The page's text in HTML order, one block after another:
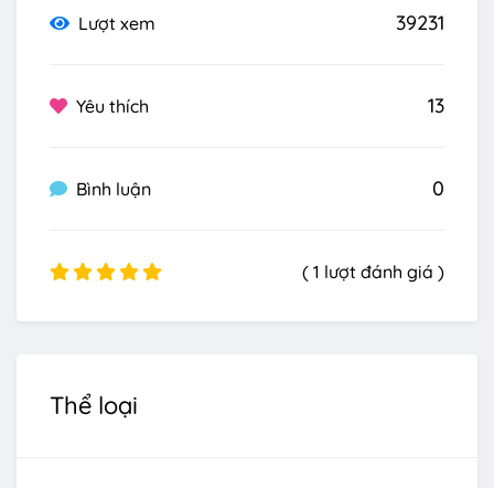
Lượt xem 39231
Yêu thích 13
Bình luận 0
( 1 lượt đánh giá )
Thể loại